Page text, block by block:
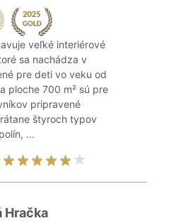
veľké interiérové
sa nachádza v
pre deti vo veku od
ploche 700 m² sú pre
pripravené
štyroch typov
...
Hračka